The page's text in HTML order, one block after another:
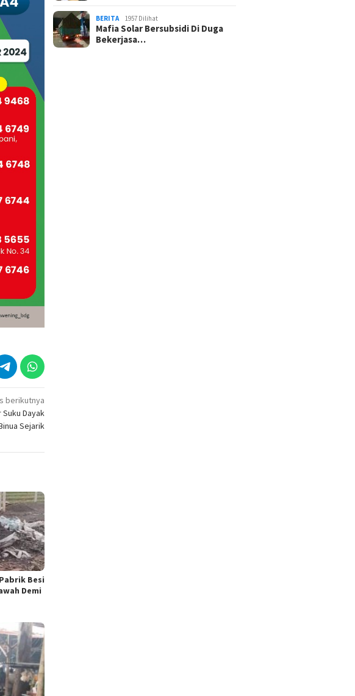
berikutnya
Suku Dayak
Sejarik
Besi
Demi
BERITA 1957 Dilihat
Mafia Solar Bersubsidi Di Duga
Bekerjasa…